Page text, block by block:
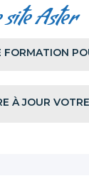
Aster
FORMATION
À JOUR